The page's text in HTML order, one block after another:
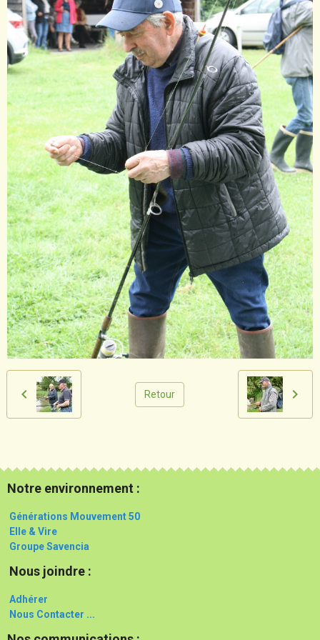
Retour
Notre environnement :
Générations Mouvement 50
Elle & Vire
Groupe Savencia
Nous joindre :
Adhérer
Nous Contacter ...